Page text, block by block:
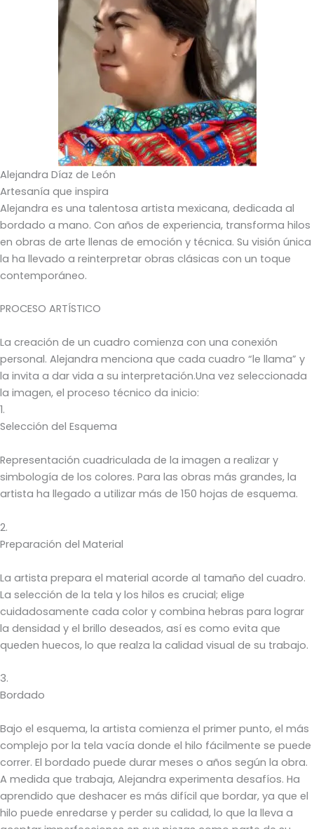
Alejandra Díaz de León
Artesanía que inspira
Alejandra es una talentosa artista mexicana, dedicada al
bordado a mano. Con años de experiencia, transforma hilos
en obras de arte llenas de emoción y técnica. Su visión única
la ha llevado a reinterpretar obras clásicas con un toque
contemporáneo.
PROCESO ARTÍSTICO
La creación de un cuadro comienza con una conexión
personal. Alejandra menciona que cada cuadro “le llama” y
la invita a dar vida a su interpretación.Una vez seleccionada
la imagen, el proceso técnico da inicio:
1.
Selección del Esquema
Representación cuadriculada de la imagen a realizar y
simbología de los colores. Para las obras más grandes, la
artista ha llegado a utilizar más de 150 hojas de esquema.
2.
Preparación del Material
La artista prepara el material acorde al tamaño del cuadro.
La selección de la tela y los hilos es crucial; elige
cuidadosamente cada color y combina hebras para lograr
la densidad y el brillo deseados, así es como evita que
queden huecos, lo que realza la calidad visual de su trabajo.
3.
Bordado
Bajo el esquema, la artista comienza el primer punto, el más
complejo por la tela vacía donde el hilo fácilmente se puede
correr. El bordado puede durar meses o años según la obra.
A medida que trabaja, Alejandra experimenta desafíos. Ha
aprendido que deshacer es más difícil que bordar, ya que el
hilo puede enredarse y perder su calidad, lo que la lleva a